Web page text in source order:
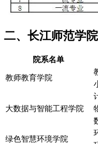
二、长江师范学
院系名单
教师教育学院
大数据与智能工程学院
绿色智慧环境学院